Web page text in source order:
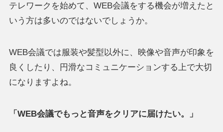
テレワークを始めて、WEB会議をする機会が増えたと
いう方は多いのではないでしょうか。
WEB会議では服装や髪型以外に、映像や音声が印象を
良くしたり、円滑なコミュニケーションする上で大切
になりますよね。
「WEB会議でもっと音声をクリアに届けたい。」